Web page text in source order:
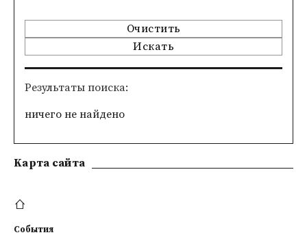
Очистить
Искать
Pезультаты поиска
ничего не найдено
Kарта сайта
События